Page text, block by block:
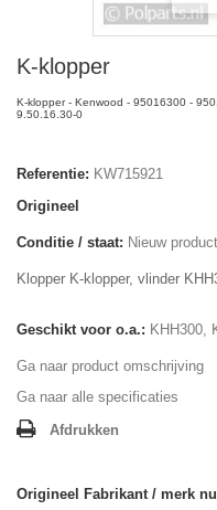
K-klopper
K-klopper - Kenwood - 95016300 -
9.50.16.30-0
Referentie: KW715921
Origineel
Conditie / staat: Nieuw product
Klopper K-klopper, vlinder
Geschikt voor o.a.: KHH300,
Ga naar product omschrijving
Ga naar alle specificaties
Afdrukken
Origineel Fabrikant / merk